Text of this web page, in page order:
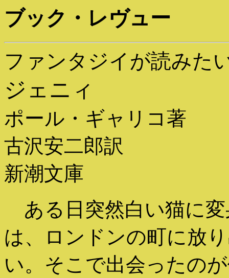
ブック・レヴュー
ファンタジイが読みた
ジェニィ
ポール・ギャリコ著
古沢安二郎訳
新潮文庫
ある日突然白い猫に
は、ロンドンの町に放
い。そこで出会ったの